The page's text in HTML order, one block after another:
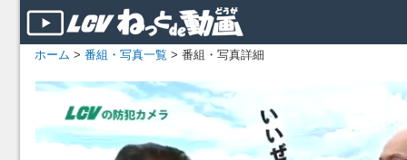
ホーム > 番組・写真一覧 > 番組・写真詳細